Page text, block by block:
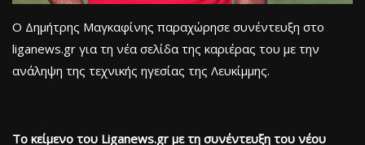
Ο Δημήτρης Μαγκαφίνης παραχώρησε συνέντευξη στο
liganews.gr για τη νέα σελίδα της καριέρας του με την
ανάληψη της τεχνικής ηγεσίας της Λευκίμμης.
Το κείμενο του Liganews.gr με τη συνέντευξη του νέου